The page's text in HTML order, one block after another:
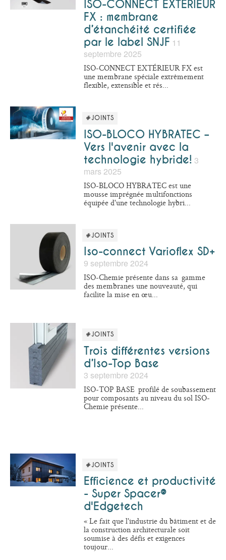
ISO-CONNECT EXTÉRIEUR
FX : membrane
d’étanchéité certifiée
par le label SNJF 11
septembre 2025
ISO-CONNECT EXTÉRIEUR FX est
une membrane spéciale extrêmement
flexible, extensible et rés...
#JOINTS
ISO-BLOCO HYBRATEC –
Vers l'avenir avec la
technologie hybride! 3
mars 2025
ISO-BLOCO HYBRATEC est une
mousse imprégnée multifonctions
équipée d'une technologie hybri...
#JOINTS
Iso-connect Varioflex SD+
9 septembre 2024
ISO-Chemie présente dans sa gamme
des membranes une nouveauté, qui
facilite la mise en œu...
#JOINTS
Trois différentes versions
d’Iso-Top Base
3 septembre 2024
ISO-TOP BASE profilé de soubassement
pour composants au niveau du sol ISO-
Chemie présente...
#JOINTS
Efficience et productivité
- Super Spacer®
d'Edgetech
« Le fait que l'industrie du bâtiment et de
la construction architecturale soit
soumise à des défis et exigences
toujour...